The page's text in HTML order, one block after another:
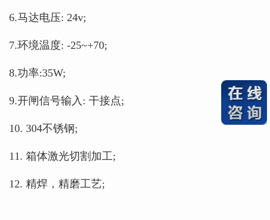
6.马达电压: 24v;
7.环境温度: -25~+70;
8.功率:35W;
9.开闸信号输入: 干接点;
10. 304不锈钢;
11. 箱体激光切割加工;
12. 精焊，精磨工艺;